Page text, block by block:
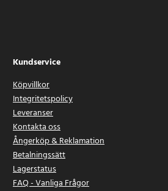
Kundservice
Köpvillkor
Integritetspolicy
Leveranser
Kontakta oss
Ångerköp & Reklamation
Betalningssätt
Lagerstatus
FAQ - Vanliga Frågor